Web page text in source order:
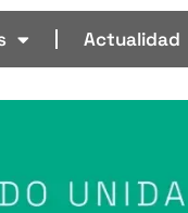
Actualidad